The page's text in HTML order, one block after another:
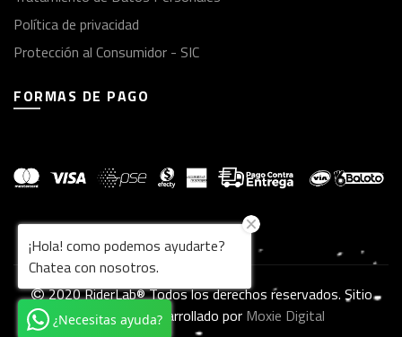
Política de privacidad
Protección al Consumidor - SIC
FORMAS DE PAGO
2020 RiderLab® Todos los derechos reservados. Sitio
diseñado y desarrollado por Moxie Digital
¿Necesitas ayuda?
¡Hola! como podemos ayudarte?
Chatea con nosotros.